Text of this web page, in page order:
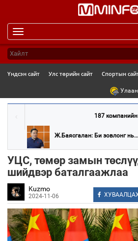
Үндсэн сайт Улс төрийн сайт Спортын
187 компанийн
Ж.Баясгалан: Би зовлонг нь...
УЦС, төмөр замын
шийдвэр баталгаажлаа
Kuzmo
2024-11-06